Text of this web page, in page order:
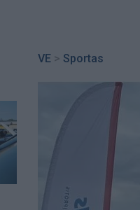
VE > Sportas